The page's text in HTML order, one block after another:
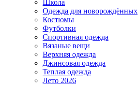
Школа
Одежда для новорождённых
Костюмы
Футболки
Спортивная одежда
Вязаные вещи
Верхняя одежда
Джинсовая одежда
Теплая одежда
Лето 2026